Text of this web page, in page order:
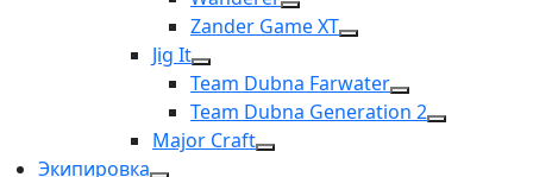
Zander Game XT
Jig It
Team Dubna Farwater
Team Dubna Generation 2
Major Craft
Экипировка